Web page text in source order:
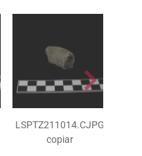
LSPTZ211014.CJPG
copiar